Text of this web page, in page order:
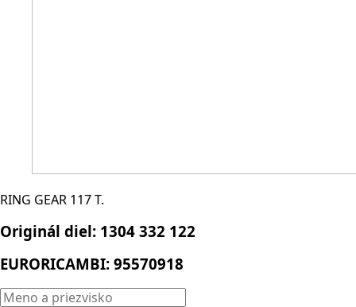
RING GEAR 117 T.
Originál diel: 1304 332 122
EURORICAMBI: 95570918